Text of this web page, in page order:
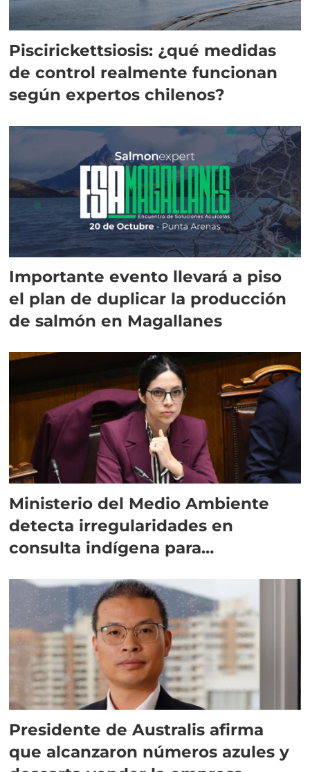
Piscirickettsiosis: ¿qué medidas
de control realmente funcionan
según expertos chilenos?
Importante evento llevará a piso
el plan de duplicar la producción
de salmón en Magallanes
Ministerio del Medio Ambiente
detecta irregularidades en
consulta indígena para
Presidente de Australis afirma
que alcanzaron números azules y